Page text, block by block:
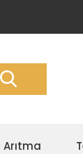
Arıtma